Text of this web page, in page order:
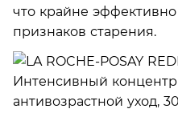
что крайне
признаков старения.